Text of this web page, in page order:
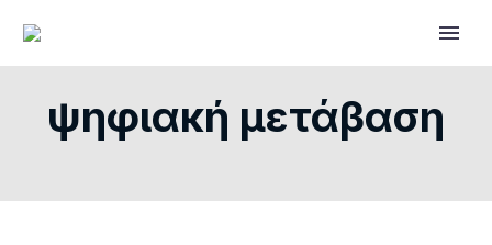
ψηφιακή μετάβαση